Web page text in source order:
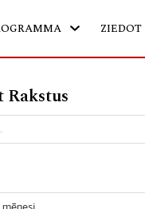
ZIEDOT